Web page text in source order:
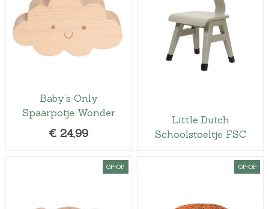
Baby’s Only
Spaarpotje Wonder
€ 24,99
Little Dutch
Schoolstoeltje FSC
OP=OP OP=OP